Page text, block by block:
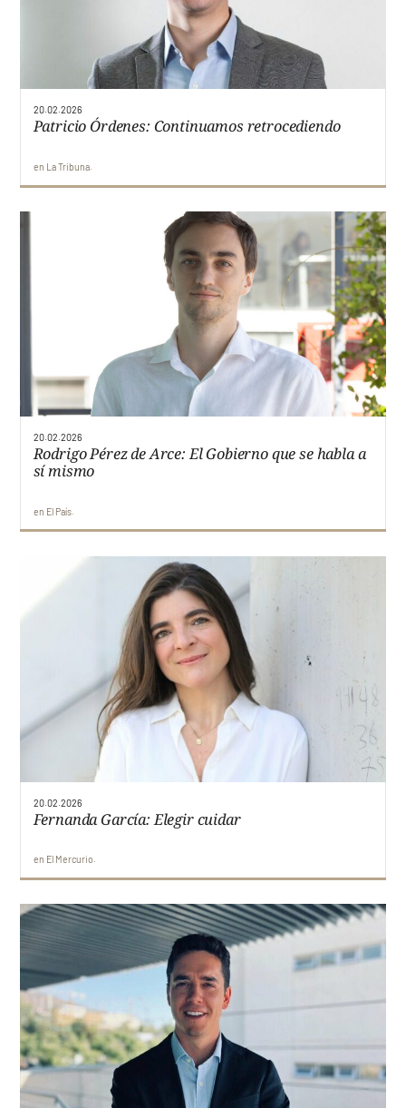
20.02.2026
Patricio Órdenes: Continuamos retrocediendo
en La Tribuna
20.02.2026
Rodrigo Pérez de Arce: El Gobierno que se habla a
sí mismo
en El País
20.02.2026
Fernanda García: Elegir cuidar
en El Mercurio